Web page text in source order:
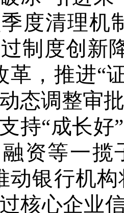
度清理机
制度创新
革，推进“
态调整审
持“成长
资等一揽
动银行机
核心企业